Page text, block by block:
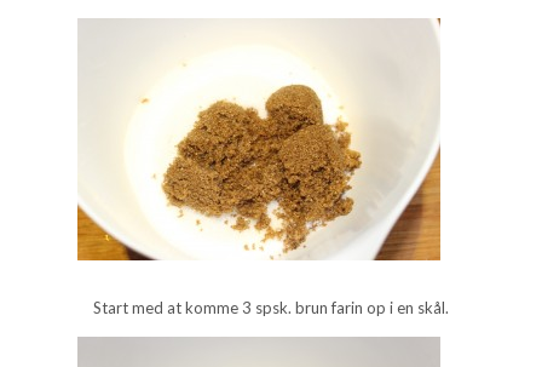
Start med at komme 3 spsk. brun farin op i en skål.